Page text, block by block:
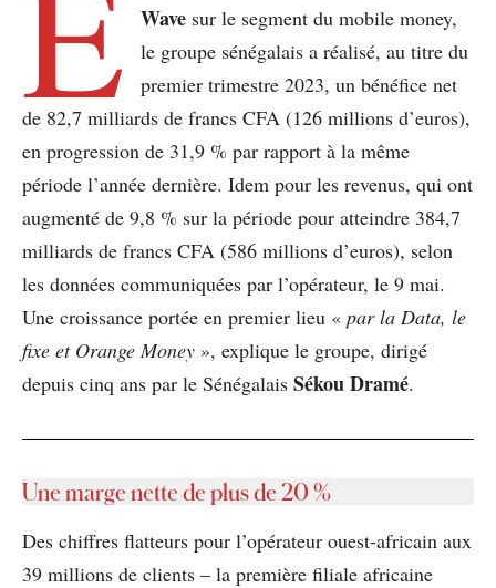
Wave sur le segment du mobile money,
le groupe sénégalais a réalisé, au titre du
premier trimestre 2023, un bénéfice net
de 82,7 milliards de francs CFA (126 millions d’euros),
en progression de 31,9 % par rapport à la même
période l’année dernière. Idem pour les revenus, qui ont
augmenté de 9,8 % sur la période pour atteindre 384,7
milliards de francs CFA (586 millions d’euros), selon
les données communiquées par l’opérateur, le 9 mai.
Une croissance portée en premier lieu « par la Data, le
fixe et Orange Money », explique le groupe, dirigé
depuis cinq ans par le Sénégalais Sékou Dramé.
Une marge nette de plus de 20 %
Des chiffres flatteurs pour l’opérateur ouest-africain aux
39 millions de clients – la première filiale africaine